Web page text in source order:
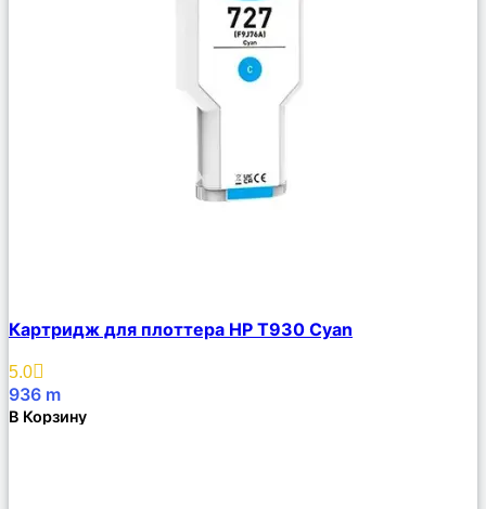
Описание
Избранное
Картридж для плоттера HP T930 Cyan
5.0
936 m
В Корзину